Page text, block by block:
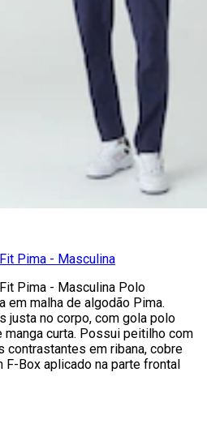
Pima - Masculina
Pima - Masculina Polo
em malha de algodão Pima.
justa no corpo, com gola polo
manga curta. Possui peitilho com
contrastantes em ribana, cobre
F-Box aplicado na parte frontal